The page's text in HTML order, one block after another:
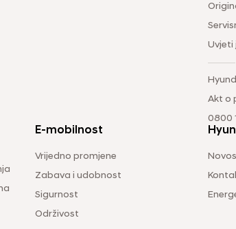
Uvjeti
Akt o
0800
E-mobilnost
Vrijedno promjene
Zabava i udobnost
Sigurnost
Održivost